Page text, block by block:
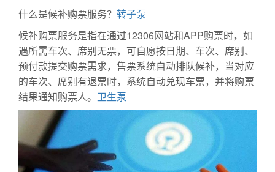
什么是候补购票服务？ 转子泵
候补购票服务是指在通过12306网站和APP购票时，如
遇所需车次、席别无票，可自愿按日期、车次、席别、
预付款提交购票需求，售票系统自动排队候补，当对应
的车次、席别有退票时，系统自动兑现车票，并将购票
结果通知购票人。 卫生泵